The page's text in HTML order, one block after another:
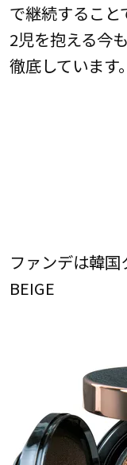
で継続するこ
2児を抱える今
徹底しています。
ファンデは韓
BEIGE